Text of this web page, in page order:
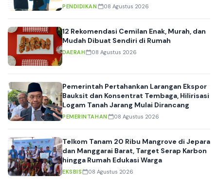
PENDIDIKAN 08 Agustus 2026
12 Rekomendasi Cemilan Enak, Murah, dan
Mudah Dibuat Sendiri di Rumah
DAERAH 08 Agustus 2026
Pemerintah Pertahankan Larangan Ekspor
Bauksit dan Konsentrat Tembaga, Hilirisasi
Logam Tanah Jarang Mulai Dirancang
PEMERINTAHAN 08 Agustus 2026
Telkom Tanam 20 Ribu Mangrove di Jepara
dan Manggarai Barat, Target Serap Karbon
hingga Rumah Edukasi Warga
EKSBIS 08 Agustus 2026